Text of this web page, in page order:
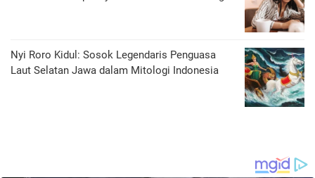
Nyi Roro Kidul: Sosok Legendaris Penguasa
Laut Selatan Jawa dalam Mitologi Indonesia